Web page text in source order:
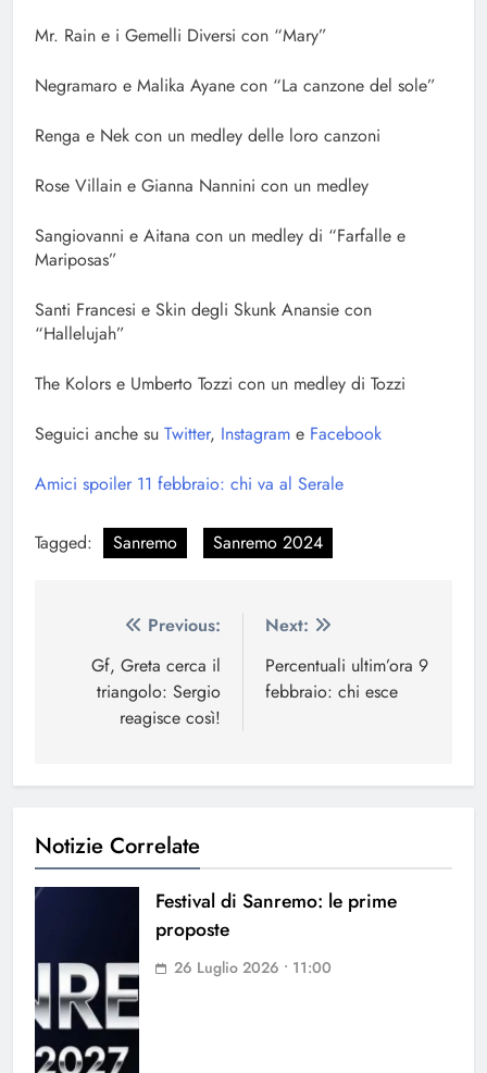
Mr. Rain e i Gemelli Diversi con “Mary”
Negramaro e Malika Ayane con “La canzone del sole”
Renga e Nek con un medley delle loro canzoni
Rose Villain e Gianna Nannini con un medley
Sangiovanni e Aitana con un medley di “Farfalle e
Mariposas”
Santi Francesi e Skin degli Skunk Anansie con
“Hallelujah”
The Kolors e Umberto Tozzi con un medley di Tozzi
Seguici anche su Twitter, Instagram e Facebook
Amici spoiler 11 febbraio: chi va al Serale
Tagged: Sanremo Sanremo 2024
Navigazione
articoli
Previous:
Gf, Greta cerca il
triangolo: Sergio
reagisce così!
Next:
Percentuali ultim’ora 9
febbraio: chi esce
Notizie Correlate
Festival di Sanremo: le prime
proposte
26 Luglio 2026 • 11:00